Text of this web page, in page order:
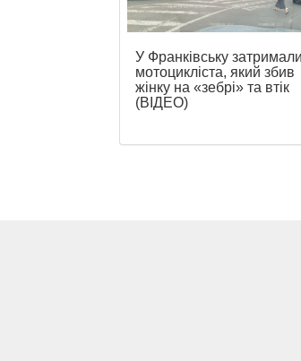
У Франківську затримали
мотоцикліста, який збив
жінку на «зебрі» та втік
(ВІДЕО)